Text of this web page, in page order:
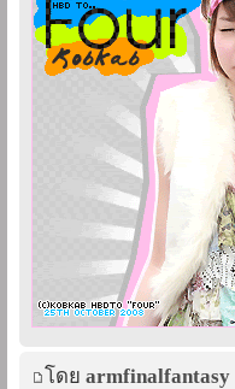
โดย armfinalfantasy